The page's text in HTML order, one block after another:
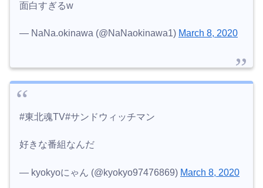
面白すぎるw
— NaNa.okinawa (@NaNaokinawa1) March 8, 2020
#東北魂TV#サンドウィッチマン
好きな番組なんだ
— kyokyoにゃん (@kyokyo97476869) March 8, 2020